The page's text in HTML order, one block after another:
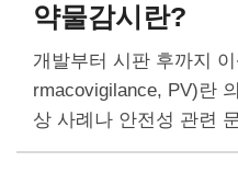
약물감시란?
개발부터 시판 후까지
rmacovigilance, PV)란
상 사례나 안전성 관련
석 ▲예방하는 과학적